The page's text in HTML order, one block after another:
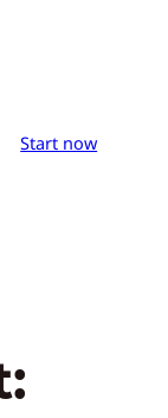
Start now